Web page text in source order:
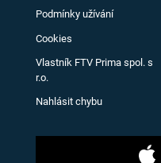
Podmínky užívání
Cookies
Vlastník FTV Prima spol. s
r.o.
Nahlásit chybu